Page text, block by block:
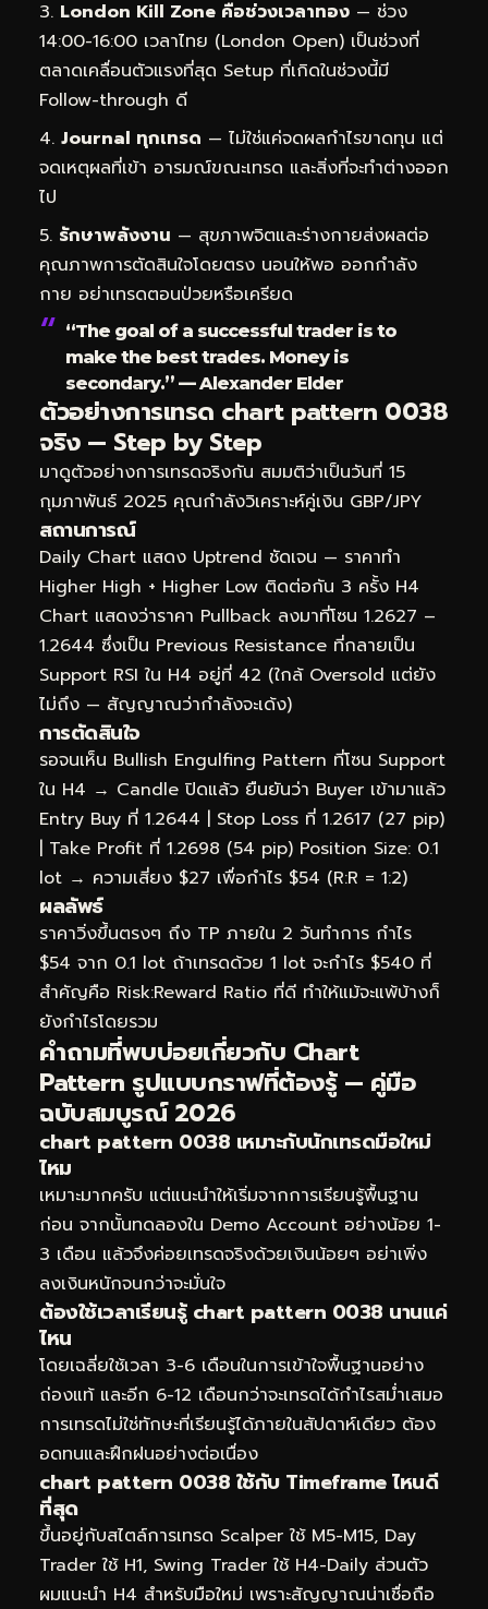
London Kill Zone คือช่วงเวลาทอง — ช่วง
14:00-16:00 เวลาไทย (London Open) เป็นช่วงที่
ตลาดเคลื่อนตัวแรงที่สุด Setup ที่เกิดในช่วงนี้มี
Follow-through ดี
Journal ทุกเทรด — ไม่ใช่แค่จดผลกำไรขาดทุน แต่
จดเหตุผลที่เข้า อารมณ์ขณะเทรด และสิ่งที่จะทำต่างออก
ไป
รักษาพลังงาน — สุขภาพจิตและร่างกายส่งผลต่อ
คุณภาพการตัดสินใจโดยตรง นอนให้พอ ออกกำลัง
กาย อย่าเทรดตอนป่วยหรือเครียด
“The goal of a successful trader is to
make the best trades. Money is
secondary.” — Alexander Elder
ตัวอย่างการเทรด chart pattern 0038
จริง — Step by Step
มาดูตัวอย่างการเทรดจริงกัน สมมติว่าเป็นวันที่ 15
กุมภาพันธ์ 2025 คุณกำลังวิเคราะห์คู่เงิน GBP/JPY
สถานการณ์
Daily Chart แสดง Uptrend ชัดเจน — ราคาทำ
Higher High + Higher Low ติดต่อกัน 3 ครั้ง H4
Chart แสดงว่าราคา Pullback ลงมาที่โซน 1.2627 –
1.2644 ซึ่งเป็น Previous Resistance ที่กลายเป็น
Support RSI ใน H4 อยู่ที่ 42 (ใกล้ Oversold แต่ยัง
ไม่ถึง — สัญญาณว่ากำลังจะเด้ง)
การตัดสินใจ
รอจนเห็น Bullish Engulfing Pattern ที่โซน Support
ใน H4 → Candle ปิดแล้ว ยืนยันว่า Buyer เข้ามาแล้ว
Entry Buy ที่ 1.2644 | Stop Loss ที่ 1.2617 (27 pip)
| Take Profit ที่ 1.2698 (54 pip) Position Size: 0.1
lot → ความเสี่ยง $27 เพื่อกำไร $54 (R:R = 1:2)
ผลลัพธ์
ราคาวิ่งขึ้นตรงๆ ถึง TP ภายใน 2 วันทำการ กำไร
$54 จาก 0.1 lot ถ้าเทรดด้วย 1 lot จะกำไร $540 ที่
สำคัญคือ Risk:Reward Ratio ที่ดี ทำให้แม้จะแพ้บ้างก็
ยังกำไรโดยรวม
คำถามที่พบบ่อยเกี่ยวกับ Chart
Pattern รูปแบบกราฟที่ต้องรู้ — คู่มือ
ฉบับสมบูรณ์ 2026
chart pattern 0038 เหมาะกับนักเทรดมือใหม่
ไหม
เหมาะมากครับ แต่แนะนำให้เริ่มจากการเรียนรู้พื้นฐาน
ก่อน จากนั้นทดลองใน Demo Account อย่างน้อย 1-
3 เดือน แล้วจึงค่อยเทรดจริงด้วยเงินน้อยๆ อย่าเพิ่ง
ลงเงินหนักจนกว่าจะมั่นใจ
ต้องใช้เวลาเรียนรู้ chart pattern 0038 นานแค่
ไหน
โดยเฉลี่ยใช้เวลา 3-6 เดือนในการเข้าใจพื้นฐานอย่าง
ถ่องแท้ และอีก 6-12 เดือนกว่าจะเทรดได้กำไรสม่ำเสมอ
การเทรดไม่ใช่ทักษะที่เรียนรู้ได้ภายในสัปดาห์เดียว ต้อง
อดทนและฝึกฝนอย่างต่อเนื่อง
chart pattern 0038 ใช้กับ Timeframe ไหนดี
ที่สุด
ขึ้นอยู่กับสไตล์การเทรด Scalper ใช้ M5-M15, Day
Trader ใช้ H1, Swing Trader ใช้ H4-Daily ส่วนตัว
ผมแนะนำ H4 สำหรับมือใหม่ เพราะสัญญาณน่าเชื่อถือ